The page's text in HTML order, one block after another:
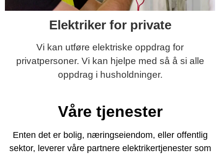
Elektriker for private
Vi kan utføre elektriske oppdrag for
privatpersoner. Vi kan hjelpe med så å si alle
oppdrag i husholdninger.
Våre tjenester
Enten det er bolig, næringseiendom, eller offentlig
sektor, leverer våre partnere elektrikertjenester som